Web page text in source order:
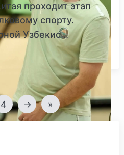
проходит этап
спорту.
Узбекис...
4 → »